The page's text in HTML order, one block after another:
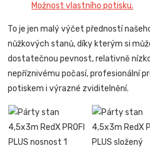
Možnost vlastního potisku.
To je jen malý výčet předností
nůžkových stanů, díky kterým si
dostatečnou pevnost, relativně
nepříznivému počasí, profesionální
potiskem i výrazné zviditelnění.